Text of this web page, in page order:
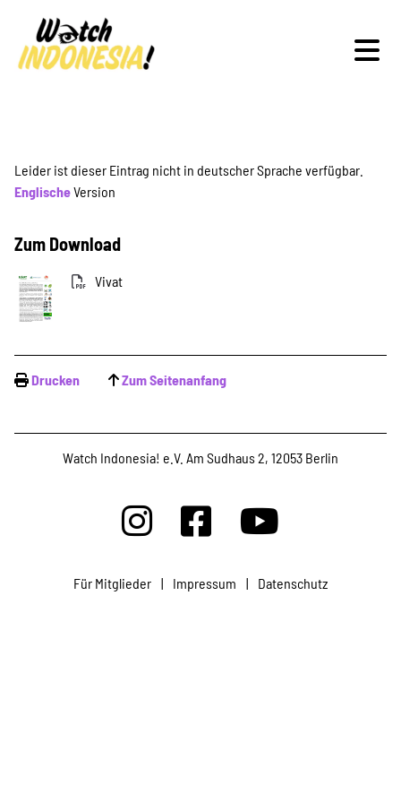
Schwerpunkte
Veranstaltungen
Kampagne
Stellenangebote
Leider ist dieser Eintrag nicht in deutscher Sprache verfügbar.
EnglischeVersion
Zum Download
Vivat
Drucken Zum Seitenanfang
Watch Indonesia! e.V. Am Sudhaus 2, 12053 Berlin
Für Mitglieder | Impressum | Datenschutz